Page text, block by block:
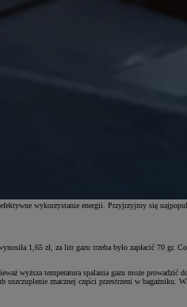
wykorzystanie energii. Przyjrzyjmy się
1,65 zł, za litr gazu trzeba było zapłacić 70 gr.
wyższa temperatura spalania gazu może
znacznej części przestrzeni w bagażniku.